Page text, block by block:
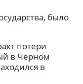
было
потери
в Черном
в